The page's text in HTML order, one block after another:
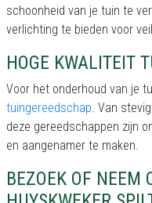
schoonheid van je tuin te
verlichting te bieden voor
HOGE KWALITEIT
Voor het onderhoud van je
tuingereedschap. Van
deze gereedschappen zijn
en aangenamer te maken.
BEZOEK OF NEEM